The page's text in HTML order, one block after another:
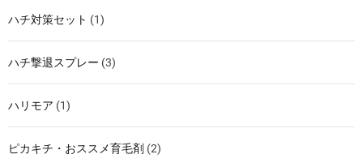
ハチ対策セット (1)
ハチ撃退スプレー (3)
ハリモア (1)
ピカキチ・おススメ育毛剤 (2)